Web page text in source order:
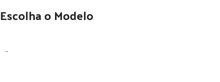
Escolha o Modelo